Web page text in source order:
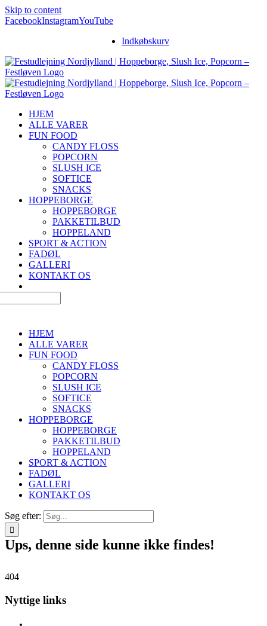
Skip to content
FacebookInstagramYouTube
Indkøbskurv
HJEM
ALLE VARER
FUN FOOD
CANDY FLOSS
POPCORN
SLUSH ICE
SOFTICE
SNACKS
HOPPEBORGE
HOPPEBORGE
PAKKETILBUD
HOPPELAND
SPORT & ACTION
FADØL
GALLERI
KONTAKT OS
HJEM
ALLE VARER
FUN FOOD
CANDY FLOSS
POPCORN
SLUSH ICE
SOFTICE
SNACKS
HOPPEBORGE
HOPPEBORGE
PAKKETILBUD
HOPPELAND
SPORT & ACTION
FADØL
GALLERI
KONTAKT OS
Søg efter:
Ups, denne side kunne ikke findes!
404
Nyttige links